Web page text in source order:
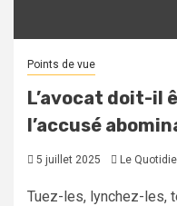
Points de vue
L’avocat doit-il
l’accusé
5 juillet 2025 Le
Tuez-les, lynchez-les,